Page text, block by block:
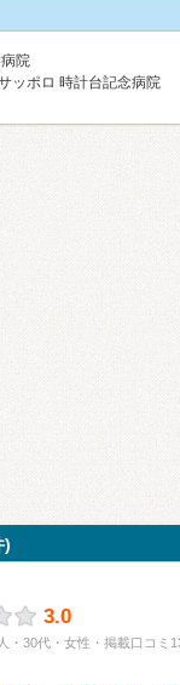
院
ッポロ 時計台記念病院
)
3.0
・30代・女性・掲載口コミ